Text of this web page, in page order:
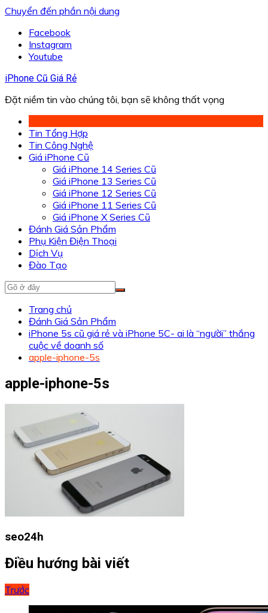
Chuyển đến phần nội dung
Facebook
Instagram
Youtube
iPhone Cũ Giá Rẻ
Đặt niềm tin vào chúng tôi, bạn sẽ không thất vọng
Tin Tổng Hợp
Tin Công Nghệ
Giá iPhone Cũ
Giá iPhone 14 Series Cũ
Giá iPhone 13 Series Cũ
Giá iPhone 12 Series Cũ
Giá iPhone 11 Series Cũ
Giá iPhone X Series Cũ
Đánh Giá Sản Phẩm
Phụ Kiện Điện Thoại
Dịch Vụ
Đào Tạo
Trang chủ
Đánh Giá Sản Phẩm
iPhone 5s cũ giá rẻ và iPhone 5C- ai là “người” thắng
cuộc về doanh số
apple-iphone-5s
apple-iphone-5s
seo24h
Điều hướng bài viết
Trước